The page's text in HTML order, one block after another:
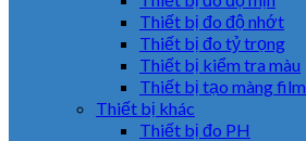
Thiết bị đo độ nhớt
Thiết bị đo tỷ trọng
Thiết bị kiểm tra màu
Thiết bị tạo màng film
Thiết bị khác
Thiết bị đo PH